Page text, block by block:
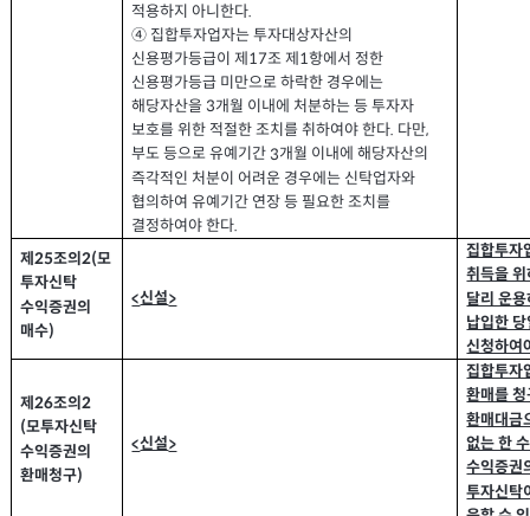
적용하지 아니한다.
④ 집합투자업자는 투자대상자산의
신용평가등급이 제 17조 제 1항에서 정한
신용평가등급 미만으로 하락한 경우에는
해당자산을3개월 이내에 처분하는 등 투자자
보호를 위한 적절한 조치를 취하여야 한다. 다만,
부도 등으로 유예기간3개월 이내에 해당자산의
즉각적인 처분이 어려운 경우에는 신탁업자와
협의하여 유예기간 연장 등 필요한 조치를
결정하여야 한다.
제25조의2(모
투자신탁
수익증권의
매수)
<신설>
집합투자
취득을
달리 운
납입한
신청하여
제26조의2
(모투자신탁
수익증권의
환매청구)
<신설>
집합투자
환매를
환매대금
없는 한
수익증권
투자신탁